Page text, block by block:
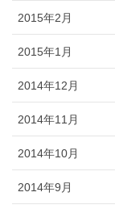
2015年2月
2015年1月
2014年12月
2014年11月
2014年10月
2014年9月